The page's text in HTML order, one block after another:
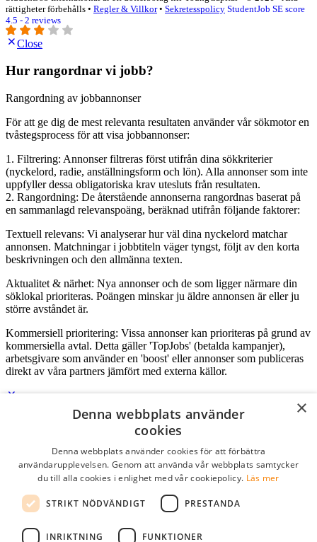
rättigheter förbehålls • Regler & Villkor• Sekretesspolicy StudentJob SE score
4.5 - 2 reviews
Close
Hur rangordnar vi jobb?
Rangordning av jobbannonser
För att ge dig de mest relevanta resultaten använder vår sökmotor en
tvåstegsprocess för att visa jobbannonser:
1. Filtrering: Annonser filtreras först utifrån dina sökkriterier
(nyckelord, radie, anställningsform och lön). Alla annonser som inte
uppfyller dessa obligatoriska krav utesluts från resultaten.
2. Rangordning: De återstående annonserna rangordnas baserat på
en sammanlagd relevanspoäng, beräknad utifrån följande faktorer:
Textuell relevans: Vi analyserar hur väl dina nyckelord matchar
annonsen. Matchningar i jobbtiteln väger tyngst, följt av den korta
beskrivningen och den allmänna texten.
Aktualitet & närhet: Nya annonser och de som ligger närmare din
söklokal prioriteras. Poängen minskar ju äldre annonsen är eller ju
större avståndet är.
Kommersiell prioritering: Vissa annonser kan prioriteras på grund av
kommersiella avtal. Detta gäller 'TopJobs' (betalda kampanjer),
arbetsgivare som använder en 'boost' eller annonser som publiceras
direkt av våra partners jämfört med externa källor.
Logga in som företag
Lösenord
kom ihåg mig
logga in
×
Denna webbplats använder
cookies
Denna webbplats använder cookies för att förbättra
användarupplevelsen. Genom att använda vår webbplats samtycker
du till alla cookies i enlighet med vår cookiepolicy. Läs mer
STRIKT NÖDVÄNDIGT PRESTANDA
INRIKTNING FUNKTIONER